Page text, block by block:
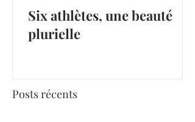
Six athlètes, une beauté
plurielle
Posts récents